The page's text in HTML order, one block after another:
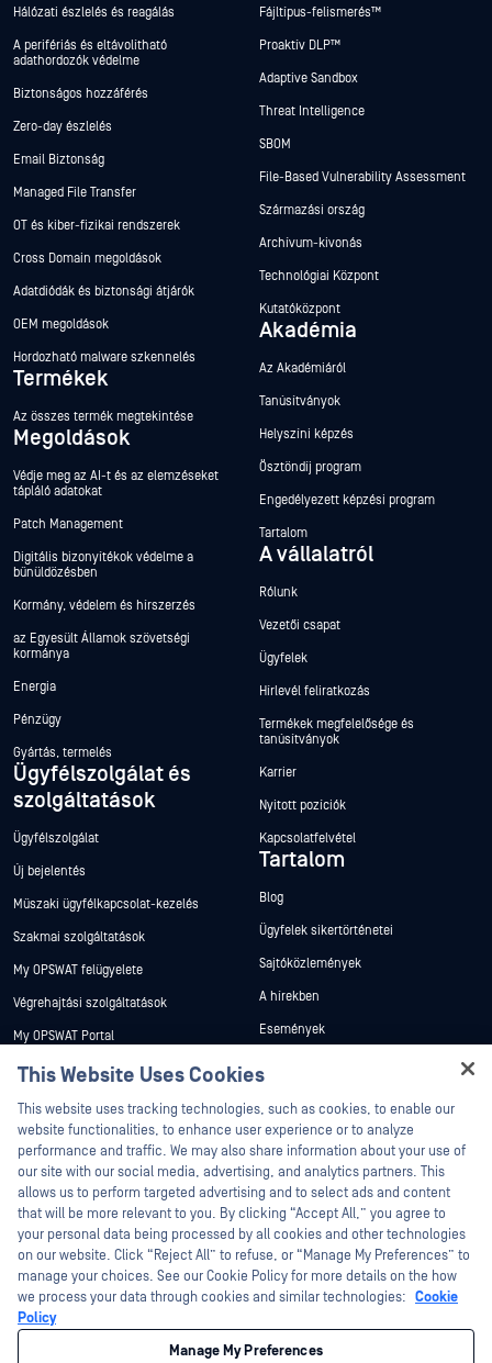
Hálózati észlelés és reagálás
A perifériás és eltávolítható
adathordozók védelme
Biztonságos hozzáférés
Zero-day észlelés
Email Biztonság
Managed File Transfer
OT és kiber-fizikai rendszerek
Cross Domain megoldások
Adatdiódák és biztonsági átjárók
OEM megoldások
Hordozható malware szkennelés
Termékek
Az összes termék megtekintése
Megoldások
Védje meg az AI-t és az elemzéseket
tápláló adatokat
Patch Management
Digitális bizonyítékok védelme a
bűnüldözésben
Kormány, védelem és hírszerzés
az Egyesült Államok szövetségi
kormánya
Energia
Pénzügy
Gyártás, termelés
Ügyfélszolgálat és
szolgáltatások
Ügyfélszolgálat
Új bejelentés
Műszaki ügyfélkapcsolat-kezelés
Szakmai szolgáltatások
My OPSWAT felügyelete
Végrehajtási szolgáltatások
My OPSWAT Portal
Műszaki dokumentáció
Képzések
Biztonsági sebezhetőségi program
Partnerek
Tanúsítvány
Technológiai partnerek
Channel partner program
Fájltípus-felismerés™
Proaktív DLP™
Adaptive Sandbox
Threat Intelligence
SBOM
File-Based Vulnerability Assessment
Származási ország
Archívum-kivonás
Technológiai Központ
Kutatóközpont
Akadémia
Az Akadémiáról
Tanúsítványok
Helyszíni képzés
Ösztöndíj program
Engedélyezett képzési program
Tartalom
A vállalatról
Rólunk
Vezetői csapat
Ügyfelek
Hírlevél feliratkozás
Termékek megfelelősége és
tanúsítványok
Karrier
Nyitott pozíciók
Kapcsolatfelvétel
Tartalom
Blog
Ügyfelek sikertörténetei
Sajtóközlemények
A hírekben
Események
Fehér könyvek
©2026 OPSWAT . Minden jog fenntartva. OPSWAT, MetaDefender, Metascan,
MetaAccess, az OPSWAT , Trust no File. Trust No Device., OPSWAT , Protecting the
World's Critical Infrastructure, Deep CDR™ Technology, InQuest, az InQuest logó,
This Website Uses Cookies
This website uses tracking technologies, such as cookies, to enable our
website functionalities, to enhance user experience or to analyze
performance and traffic. We may also share information about your use of
our site with our social media, advertising, and analytics partners. This
allows us to perform targeted advertising and to select ads and content
that will be more relevant to you. By clicking “Accept All,” you agree to
your personal data being processed by all cookies and other technologies
on our website. Click “Reject All” to refuse, or “Manage My Preferences” to
manage your choices. See our Cookie Policy for more details on the how
we process your data through cookies and similar technologies: Cookie
Policy
Manage My Preferences
Hey there!
I'm Ozzy, your OPSWAT virtual assistant.
How can I help you secure what's critical
today?